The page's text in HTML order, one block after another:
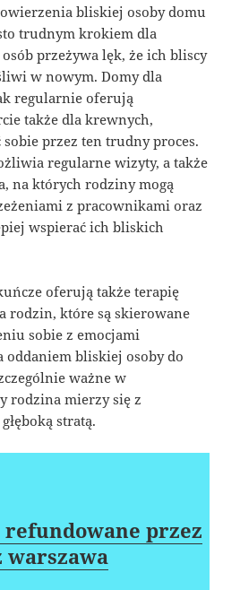
bliskiej osoby domu
trudnym krokiem dla
przeżywa lęk, że ich bliscy
w nowym. Domy dla
regularnie oferują
także dla krewnych,
przez ten trudny proces.
regularne wizyty, a także
na których rodziny mogą
z pracownikami oraz
wspierać ich bliskich
oferują także terapię
rodzin, które są skierowane
sobie z emocjami
oddaniem bliskiej osoby do
ważne w
rodzina mierzy się z
stratą.
przez
warszawa